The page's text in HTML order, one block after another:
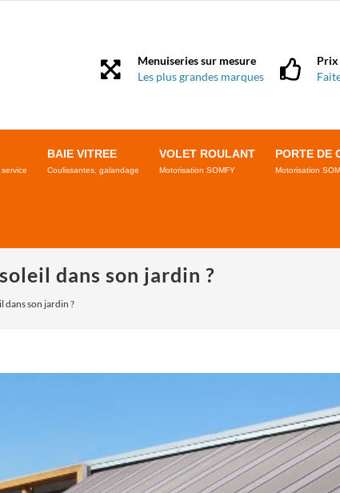
Menuiseries sur mesure
Les plus grandes marques
Prix
BAIE VITREE
Coulissantes, galandage
VOLET ROULANT
Motorisation SOMFY
PORTE DE
Motorisation
dans son jardin ?
dans son jardin ?